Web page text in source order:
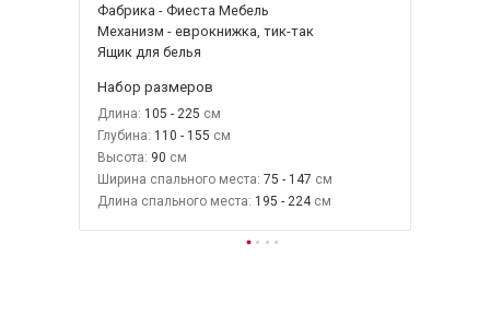
Фабрика - Фиеста Мебель
Механизм - еврокнижка, тик-так
Ящик для белья
Набор размеров
Длина: 105 - 225
Глубина: 110 - 155
Высота: 90
Ширина спального места: 75 - 147
Длина спального места: 195 - 224